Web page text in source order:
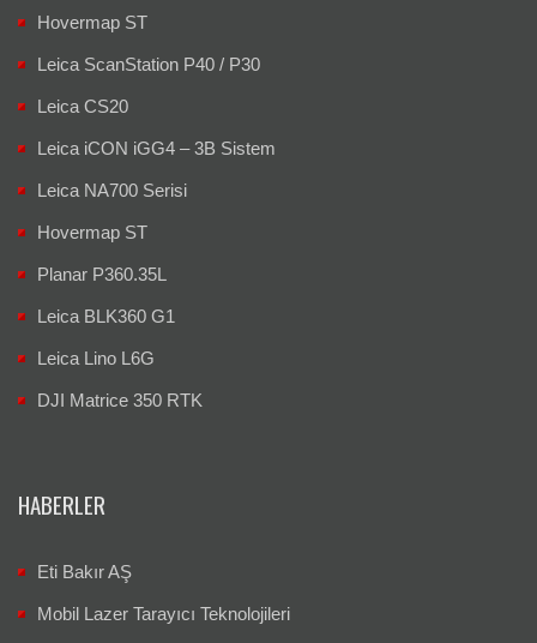
Hovermap ST
Leica ScanStation P40 / P30
Leica CS20
Leica iCON iGG4 – 3B Sistem
Leica NA700 Serisi
Hovermap ST
Planar P360.35L
Leica BLK360 G1
Leica Lino L6G
DJI Matrice 350 RTK
HABERLER
Eti Bakır AŞ
Mobil Lazer Tarayıcı Teknolojileri